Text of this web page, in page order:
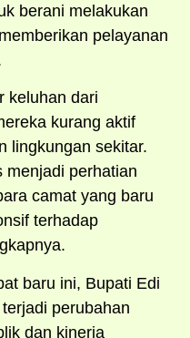
berani melakukan
pelayanan
keluhan dari
kurang aktif
lingkungan sekitar.
menjadi perhatian
camat yang baru
terhadap
baru ini, Bupati Edi
perubahan
dan kinerja